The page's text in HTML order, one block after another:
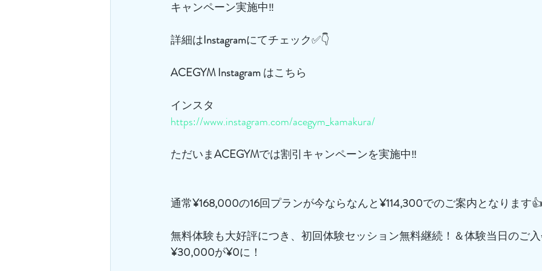
キャンペーン実施中‼️
詳細はInstagramにてチェック✅👇
ACEGYM Instagram はこちら
インスタ
https://www.instagram.com/acegym_kamakura/
ただいまACEGYMでは割引キャンペーンを実施中‼️
通常¥168,000の16回プランが今ならなんと¥114,300でのご案内となります👍
無料体験も大好評につき、初回体験セッション無料継続！＆体験当日のご
¥30,000が¥0に！